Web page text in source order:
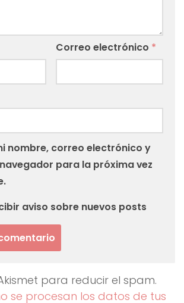
Correo electrónico *
nombre, correo electrónico y
para la próxima vez
aviso sobre nuevos posts
para reducir el spam.
se procesan los datos de tus